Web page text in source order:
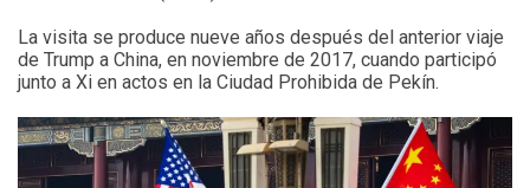
La visita se produce nueve años después del anterior viaje
de Trump a China, en noviembre de 2017, cuando participó
junto a Xi en actos en la Ciudad Prohibida de Pekín.